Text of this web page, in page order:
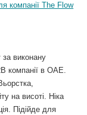
компанії The Flow
за виконану
компанії в ОАЕ.
на висоті. Ніка
Підійде для